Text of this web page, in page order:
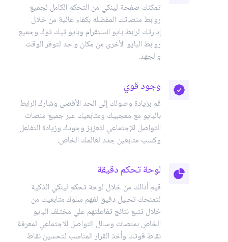
تمكنك صفحة لينكي من التحكم الكامل لجميع
روابط منصاتك المفضله بكفاء عالية من خلال
إدارتك لرابط بايو انستقرام وبايو تيك توك وجميع
روابط البايو الأخرى من مكان واحد لتوفر الوقت
والجهد.
وجود قوي
قم بزيادة وصولك إلى الحد الأقصى وشارك الرابط
بالبايو مع معجبيك ومتابعيك عبر جميع منصات
التواصل الإجتماعي لتعزيز وجودك وزيادة التفاعل
وكسب متابعين جدد لعالمك الخاص.
لوحة تحكم دقيقة
قيم أدائك من خلال لوحة تحكم لينكي الذكية
لتمنحك تحليل دقيق لفهم سلوك متابعيك من
خلال تتبع نتائج تفاعلتهم علي مختلف البايو
الخاص بمنصات وسائل التواصل الاجتماعي لمعرفة
نقاط قوتك وأخذ القرار المناسب لتحسين نقاط